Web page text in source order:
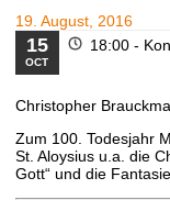
19. August, 2016
15
OCT
18:00 -
Christopher
Zum 100. Todesjahr
St. Aloysius u.a. die
Gott“ und die